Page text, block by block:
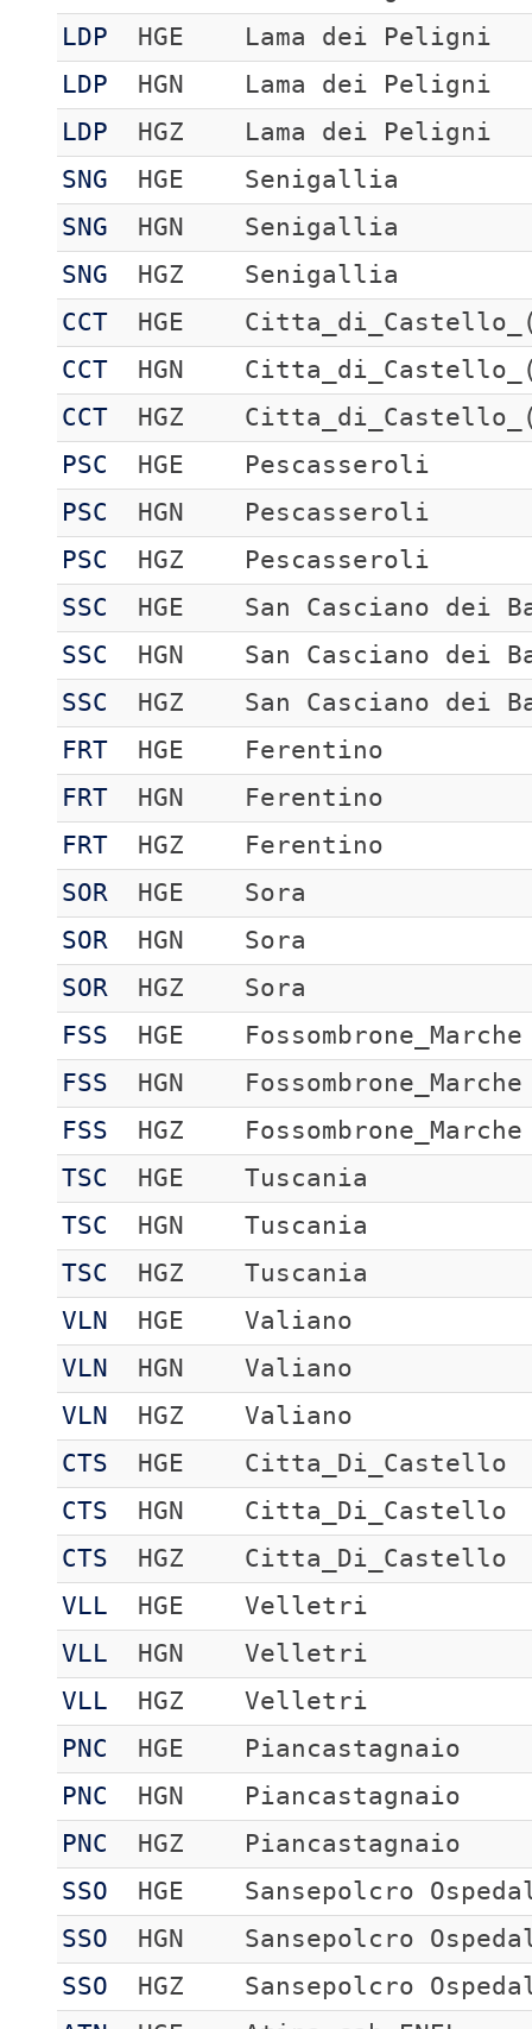
LDP
HGE
Lama dei Peligni
LDP
HGN
Lama dei Peligni
LDP
HGZ
Lama dei Peligni
SNG
HGE
Senigallia
SNG
HGN
Senigallia
SNG
HGZ
Senigallia
CCT
HGE
CCT
HGN
CCT
HGZ
PSC
HGE
Pescasseroli
PSC
HGN
Pescasseroli
PSC
HGZ
Pescasseroli
SSC
HGE
San Casciano dei
SSC
HGN
San Casciano dei
SSC
HGZ
San Casciano dei
FRT
HGE
Ferentino
FRT
HGN
Ferentino
FRT
HGZ
Ferentino
SOR
HGE
Sora
SOR
HGN
Sora
SOR
HGZ
Sora
FSS
HGE
Fossombrone_Marche
FSS
HGN
Fossombrone_Marche
FSS
HGZ
Fossombrone_Marche
TSC
HGE
Tuscania
TSC
HGN
Tuscania
TSC
HGZ
Tuscania
VLN
HGE
Valiano
VLN
HGN
Valiano
VLN
HGZ
Valiano
CTS
HGE
Citta_Di_Castello
CTS
HGN
Citta_Di_Castello
CTS
HGZ
Citta_Di_Castello
VLL
HGE
Velletri
VLL
HGN
Velletri
VLL
HGZ
Velletri
PNC
HGE
Piancastagnaio
PNC
HGN
Piancastagnaio
PNC
HGZ
Piancastagnaio
SSO
HGE
Sansepolcro
SSO
HGN
Sansepolcro
SSO
HGZ
Sansepolcro